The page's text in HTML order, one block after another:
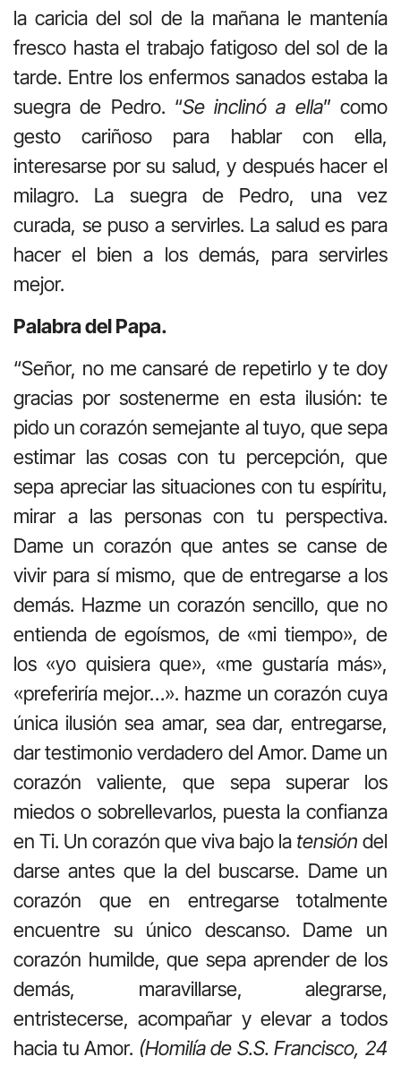
la caricia del sol de la mañana le mantenía
fresco hasta el trabajo fatigoso del sol de la
tarde. Entre los enfermos sanados estaba la
suegra de Pedro. “Se inclinó a ella” como
gesto cariñoso para hablar con ella,
interesarse por su salud, y después hacer el
milagro. La suegra de Pedro, una vez
curada, se puso a servirles. La salud es para
hacer el bien a los demás, para servirles
mejor.
Palabra del Papa.
“Señor, no me cansaré de repetirlo y te doy
gracias por sostenerme en esta ilusión: te
pido un corazón semejante al tuyo, que sepa
estimar las cosas con tu percepción, que
sepa apreciar las situaciones con tu espíritu,
mirar a las personas con tu perspectiva.
Dame un corazón que antes se canse de
vivir para sí mismo, que de entregarse a los
demás. Hazme un corazón sencillo, que no
entienda de egoísmos, de «mi tiempo», de
los «yo quisiera que», «me gustaría más»,
«preferiría mejor…». hazme un corazón cuya
única ilusión sea amar, sea dar, entregarse,
dar testimonio verdadero del Amor. Dame un
corazón valiente, que sepa superar los
miedos o sobrellevarlos, puesta la confianza
en Ti. Un corazón que viva bajo la tensión del
darse antes que la del buscarse. Dame un
corazón que en entregarse totalmente
encuentre su único descanso. Dame un
corazón humilde, que sepa aprender de los
demás, maravillarse, alegrarse,
entristecerse, acompañar y elevar a todos
hacia tu Amor. (Homilía de S.S. Francisco, 24